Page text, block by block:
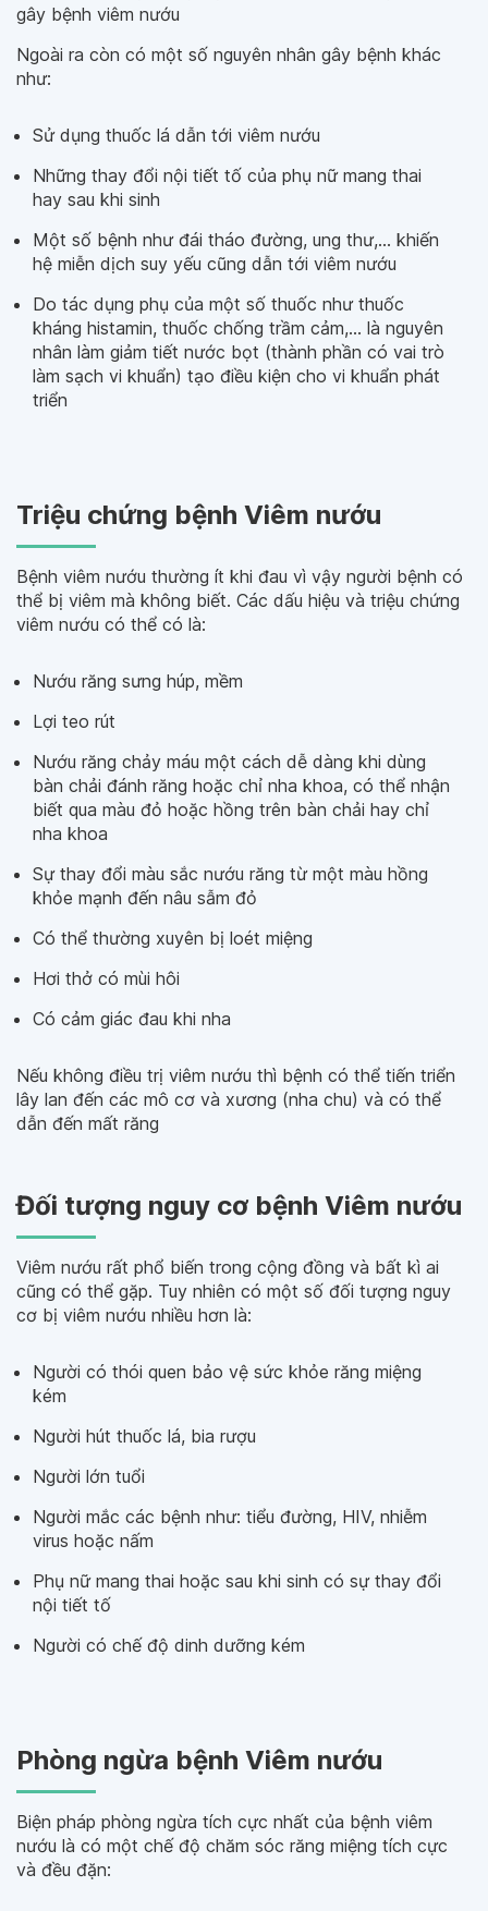
gây bệnh viêm nướu
Ngoài ra còn có một số nguyên nhân gây bệnh khác
như:
Sử dụng thuốc lá dẫn tới viêm nướu
Những thay đổi nội tiết tố của phụ nữ mang thai
hay sau khi sinh
Một số bệnh như đái tháo đường, ung thư,… khiến
hệ miễn dịch suy yếu cũng dẫn tới viêm nướu
Do tác dụng phụ của một số thuốc như thuốc
kháng histamin, thuốc chống trầm cảm,… là nguyên
nhân làm giảm tiết nước bọt (thành phần có vai trò
làm sạch vi khuẩn) tạo điều kiện cho vi khuẩn phát
triển
Triệu chứng bệnh Viêm nướu
Bệnh viêm nướu thường ít khi đau vì vậy người bệnh có
thể bị viêm mà không biết. Các dấu hiệu và triệu chứng
viêm nướu có thể có là:
Nướu răng sưng húp, mềm
Lợi teo rút
Nướu răng chảy máu một cách dễ dàng khi dùng
bàn chải đánh răng hoặc chỉ nha khoa, có thể nhận
biết qua màu đỏ hoặc hồng trên bàn chải hay chỉ
nha khoa
Sự thay đổi màu sắc nướu răng từ một màu hồng
khỏe mạnh đến nâu sẫm đỏ
Có thể thường xuyên bị loét miệng
Hơi thở có mùi hôi
Có cảm giác đau khi nha
Nếu không điều trị viêm nướu thì bệnh có thể tiến triển
lây lan đến các mô cơ và xương (nha chu) và có thể
dẫn đến mất răng
Đối tượng nguy cơ bệnh Viêm nướu
Viêm nướu rất phổ biến trong cộng đồng và bất kì ai
cũng có thể gặp. Tuy nhiên có một số đối tượng nguy
cơ bị viêm nướu nhiều hơn là:
Người có thói quen bảo vệ sức khỏe răng miệng
kém
Người hút thuốc lá, bia rượu
Người lớn tuổi
Người mắc các bệnh như: tiểu đường, HIV, nhiễm
virus hoặc nấm
Phụ nữ mang thai hoặc sau khi sinh có sự thay đổi
nội tiết tố
Người có chế độ dinh dưỡng kém
Phòng ngừa bệnh Viêm nướu
Biện pháp phòng ngừa tích cực nhất của bệnh viêm
nướu là có một chế độ chăm sóc răng miệng tích cực
và đều đặn: